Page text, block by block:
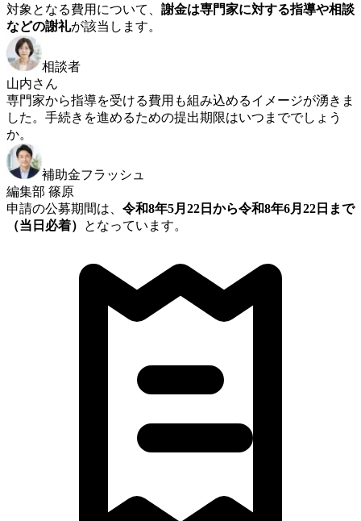
対象となる費用について、 謝金は専門家に対する指導や相談
などの謝礼が該当します。
相談者
山内さん
専門家から指導を受ける費用も組み込めるイメージが湧きま
した。手続きを進めるための提出期限はいつまででしょう
か。
補助金フラッシュ
編集部 篠原
申請の公募期間は、 令和8年5月22日から令和8年6月22日まで
（当日必着）
となっています。